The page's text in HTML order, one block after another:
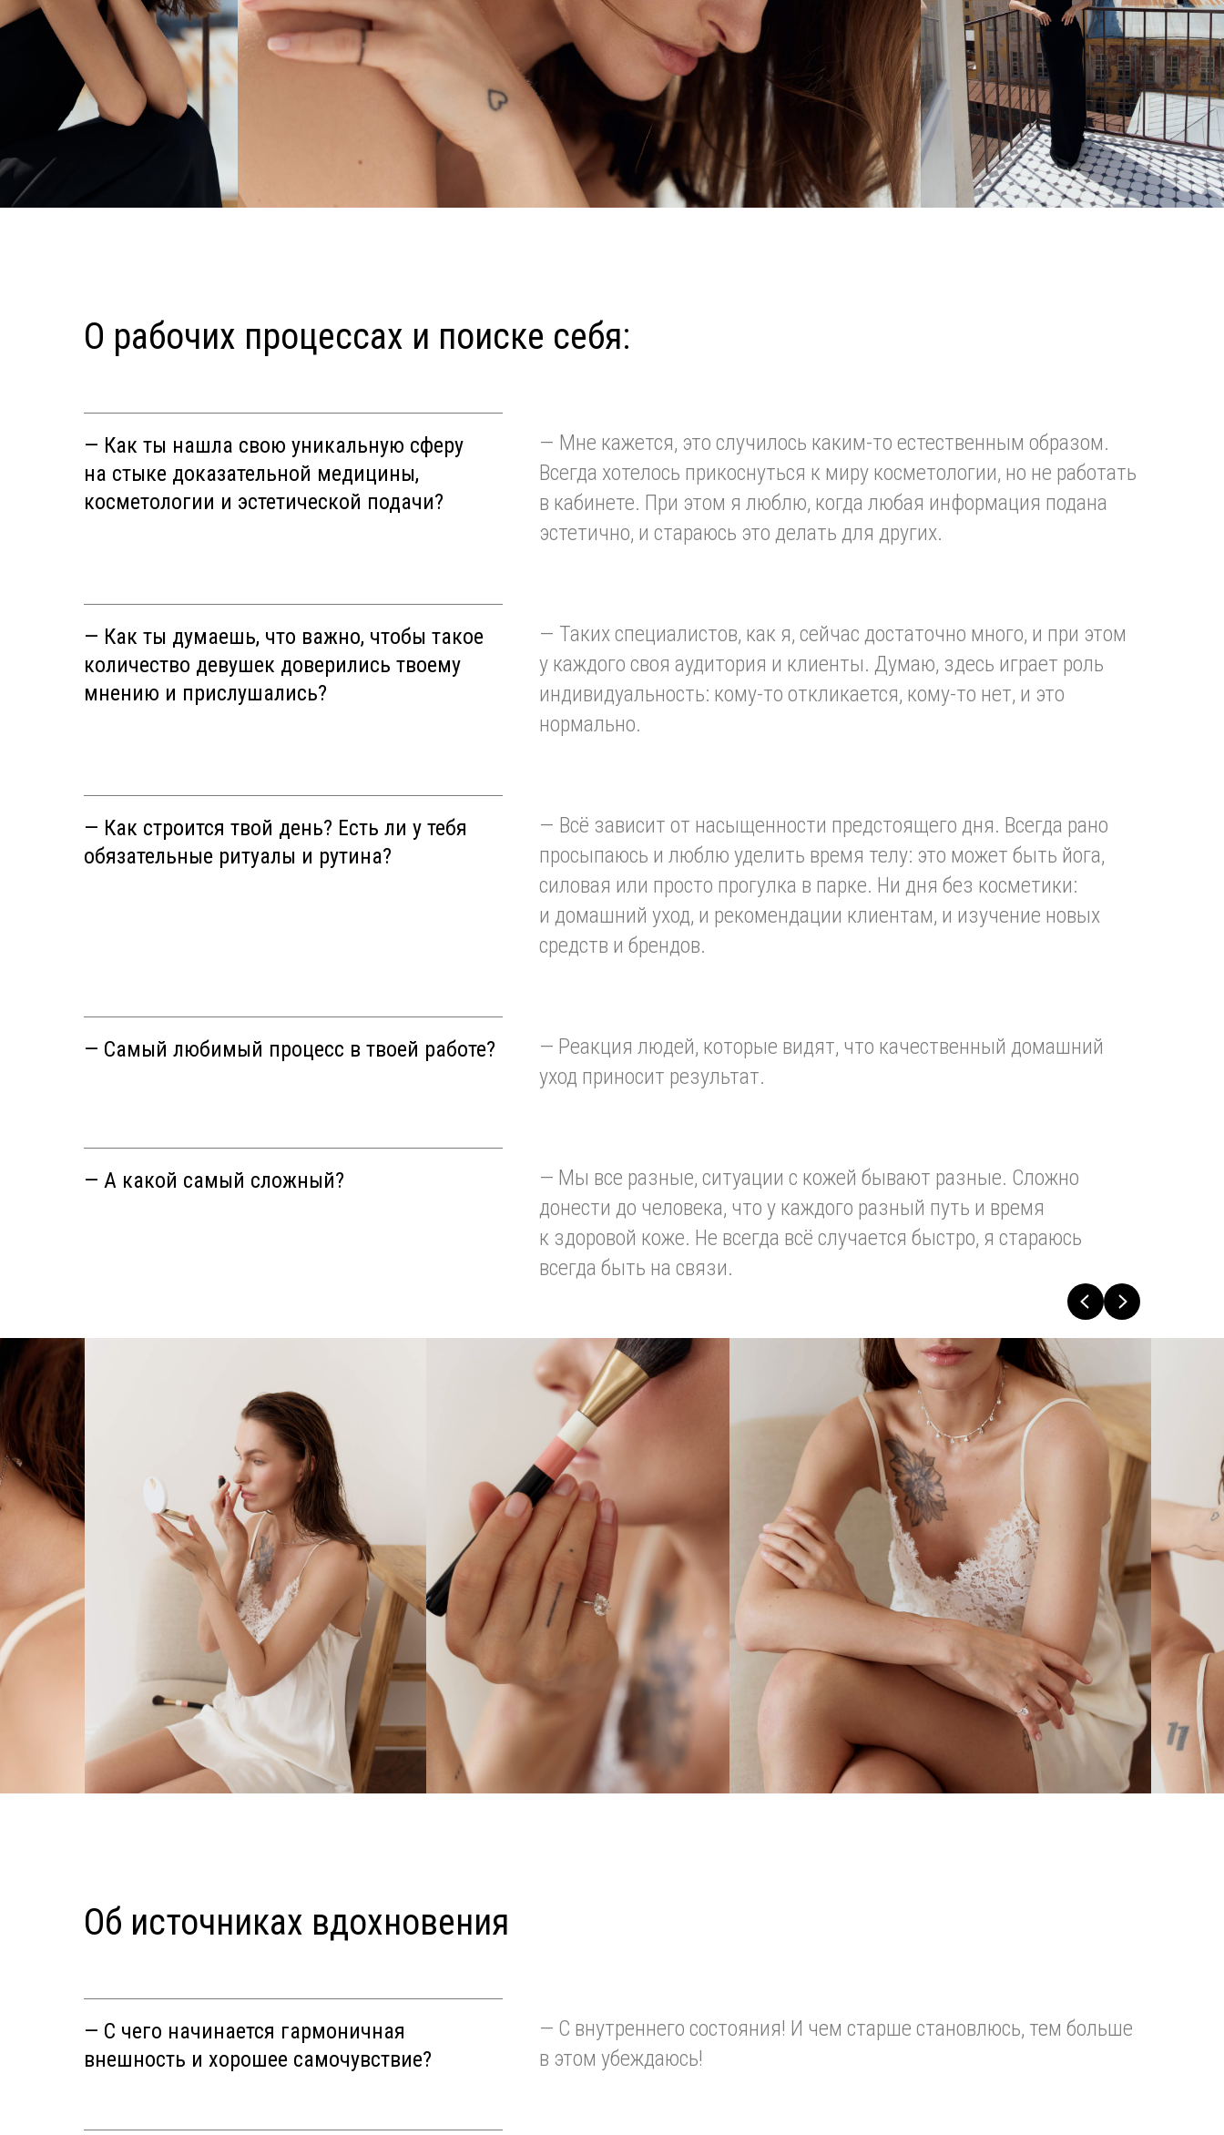
О рабочих процессах и поиске себя:
— Как ты нашла свою уникальную сферу
на стыке доказательной медицины,
косметологии и эстетической подачи?
— Мне кажется, это случилось каким-то естественным образом.
Всегда хотелось прикоснуться к миру косметологии, но не работать
в кабинете. При этом я люблю, когда любая информация подана
эстетично, и стараюсь это делать для других.
— Как ты думаешь, что важно, чтобы такое
количество девушек доверились твоему
мнению и прислушались?
— Таких специалистов, как я, сейчас достаточно много, и при этом
у каждого своя аудитория и клиенты. Думаю, здесь играет роль
индивидуальность: кому-то откликается, кому-то нет, и это
нормально.
— Как строится твой день? Есть ли у тебя
обязательные ритуалы и рутина?
— Всё зависит от насыщенности предстоящего дня. Всегда рано
просыпаюсь и люблю уделить время телу: это может быть йога,
силовая или просто прогулка в парке. Ни дня без косметики:
и домашний уход, и рекомендации клиентам, и изучение новых
средств и брендов.
— Самый любимый процесс в твоей работе?
— Реакция людей, которые видят, что качественный домашний
уход приносит результат.
— А какой самый сложный?
— Мы все разные, ситуации с кожей бывают разные. Сложно
донести до человека, что у каждого разный путь и время
к здоровой коже. Не всегда всё случается быстро, я стараюсь
всегда быть на связи.
Об источниках вдохновения
— С чего начинается гармоничная
внешность и хорошее самочувствие?
— С внутреннего состояния! И чем старше становлюсь, тем больше
в этом убеждаюсь!